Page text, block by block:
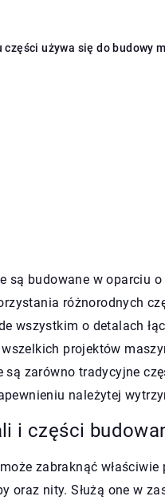
używa się do budowy
są budowane w oparciu
różnorodnych
wszystkim o detalach
projektów
są zarówno tradycyjne
należytej
i części
zabraknąć
oraz nity. Służą one w